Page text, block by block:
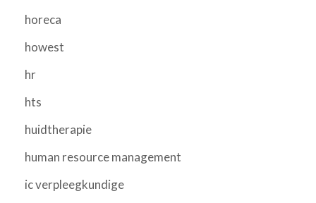
horeca
howest
hr
hts
huidtherapie
human resource management
ic verpleegkundige